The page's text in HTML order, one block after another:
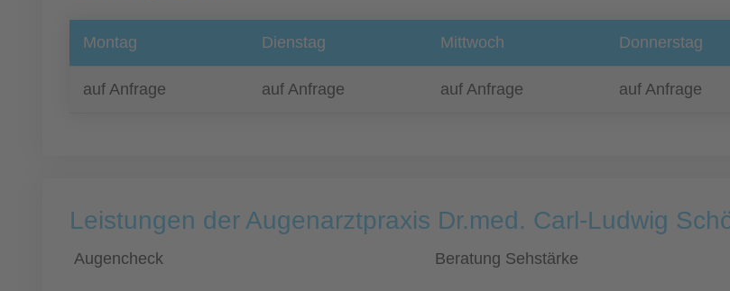
Montag Dienstag Mittwoch Donnerstag
auf Anfrage auf Anfrage auf Anfrage auf Anfrage
Leistungen der Augenarztpraxis Dr.med. Carl-Ludwig
Augencheck Beratung Sehstärke